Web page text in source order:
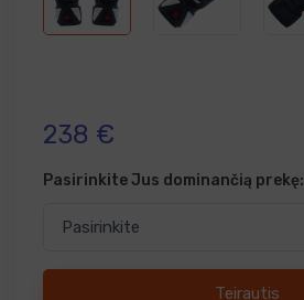
238 €
Pasirinkite Jus dominančią prekę:
Teirautis